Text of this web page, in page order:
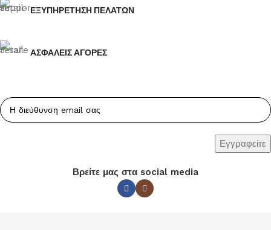
ΕΞΥΠΗΡΕΤΗΣΗ ΠΕΛΑΤΩΝ
ΑΣΦΑΛΕΙΣ ΑΓΟΡΕΣ
Βρείτε μας στα social media